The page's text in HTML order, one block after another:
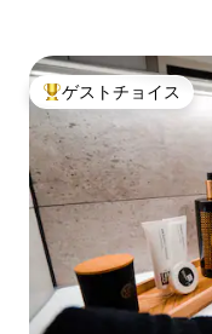
大好評のゲストチョ
ゲストチョイス